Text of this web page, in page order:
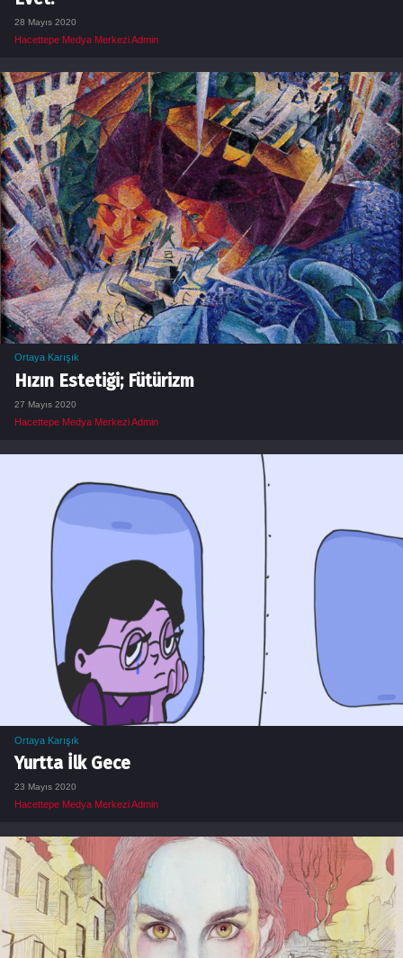
28 Mayıs 2020
Hacettepe Medya Merkezi Admin
Ortaya Karışık
Hızın Estetiği; Fütürizm
27 Mayıs 2020
Hacettepe Medya Merkezi Admin
Ortaya Karışık
Yurtta İlk Gece
23 Mayıs 2020
Hacettepe Medya Merkezi Admin